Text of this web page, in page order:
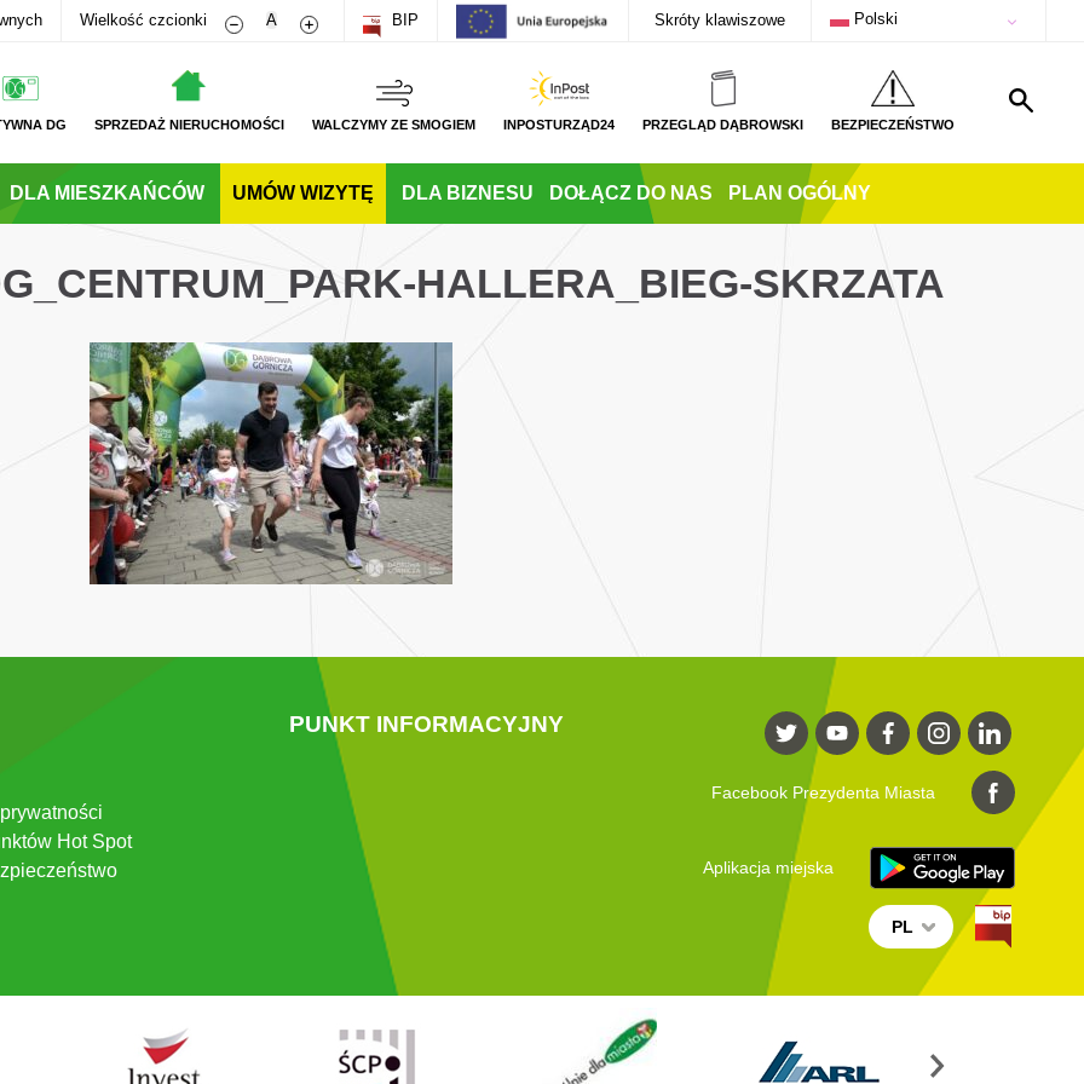
Wielkość czcionki Zmniejsz rozmiar czcionki
A Zwiększ rozmiar czcionki
BIP Skróty klawiszowe Polski
DG SPRZEDAŻ NIERUCHOMOŚCI WALCZYMY ZE SMOGIEM INPOSTURZĄD24 PRZEGLĄD DĄBROWSKI BEZPIECZEŃSTWO
DLA MIESZKAŃCÓW UMÓW WIZYTĘ DLA BIZNESU DOŁĄCZ DO NAS PLAN OGÓLNY
HALLERA_BIEG-SKRZATA
Hot Spot
PUNKT INFORMACYJNY
Facebook Prezydenta Miasta
Aplikacja miejska
PL